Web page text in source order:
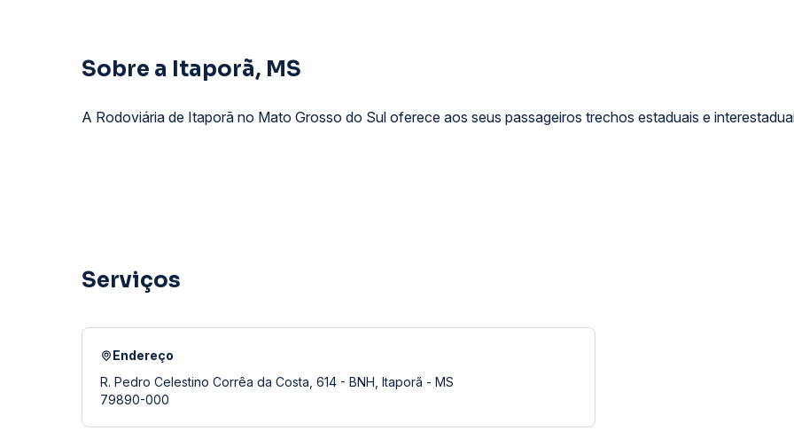
Sobre a Itaporã, MS
A Rodoviária de Itaporã no Mato Grosso do Sul oferece aos seus passageiros trechos estaduais e
Serviços
Endereço
R. Pedro Celestino Corrêa da Costa, 614 - BNH, Itaporã - MS
79890-000